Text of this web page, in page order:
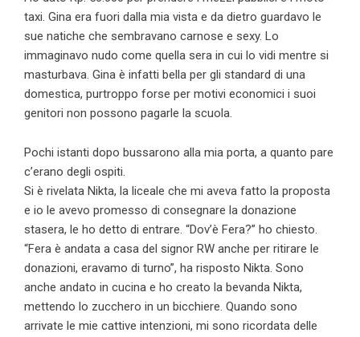
taxi. Gina era fuori dalla mia vista e da dietro guardavo le
sue natiche che sembravano carnose e sexy. Lo
immaginavo nudo come quella sera in cui lo vidi mentre si
masturbava. Gina è infatti bella per gli standard di una
domestica, purtroppo forse per motivi economici i suoi
genitori non possono pagarle la scuola.
Pochi istanti dopo bussarono alla mia porta, a quanto pare
c’erano degli ospiti.
Si è rivelata Nikta, la liceale che mi aveva fatto la proposta
e io le avevo promesso di consegnare la donazione
stasera, le ho detto di entrare. “Dov’è Fera?” ho chiesto.
“Fera è andata a casa del signor RW anche per ritirare le
donazioni, eravamo di turno”, ha risposto Nikta. Sono
anche andato in cucina e ho creato la bevanda Nikta,
mettendo lo zucchero in un bicchiere. Quando sono
arrivate le mie cattive intenzioni, mi sono ricordata delle